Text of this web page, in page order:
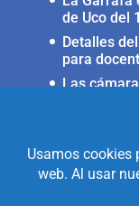
de Uco del
Detalles
para
Las
crítica
Irrigación
Realizado
alguien a
informar que